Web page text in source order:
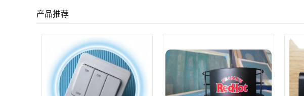
产品推荐